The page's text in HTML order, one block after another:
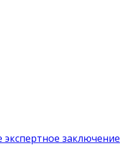
заключение